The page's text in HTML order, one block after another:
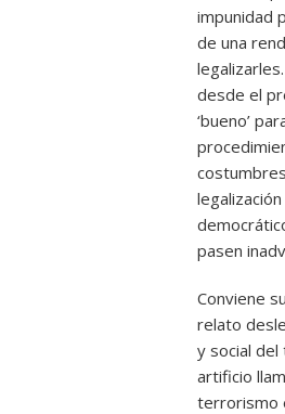
impunidad
de una
desde el
‘bueno’
pasen
Conviene
relato
y social del
artificio
terrorismo